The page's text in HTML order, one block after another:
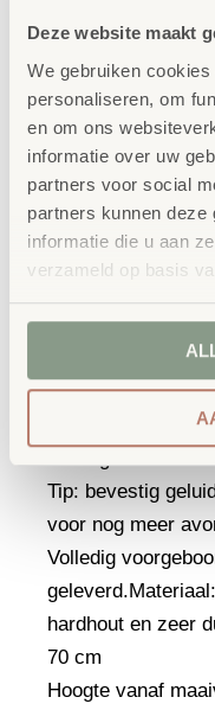
Deze website maakt
We gebruiken
personaliseren, om
en om ons
informatie over uw
partners voor social
partners kunnen deze
informatie die u aan
verzameld op basis
Bevordert de
Het tactiele pad
(natuurlijke)
zintuiglijke
voeten kunnen de
materialen voelen
structuur, grof, fijn
evenwichtsgevoel
gestimuleerd.
ervaring
Tip: bevestig
voor nog meer
Volledig
geleverd.
hardhout en zeer
70 cm
Hoogte vanaf